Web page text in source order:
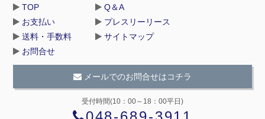
TOP
お支払い
送料・手数料
お問合せ
Q＆A
プレスリーリース
サイトマップ
メールでのお問合せはコチラ
受付時間(10：00～18：00平日)